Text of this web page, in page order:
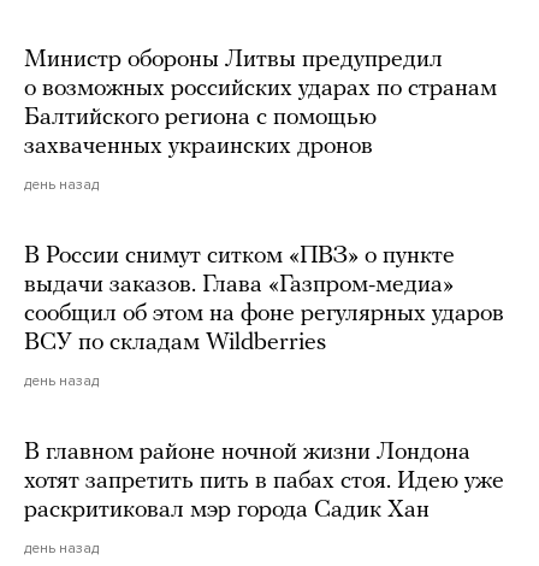
Министр обороны Литвы предупредил
о возможных российских ударах по странам
Балтийского региона с помощью
захваченных украинских дронов
день назад
В России снимут ситком «ПВЗ» о пункте
выдачи заказов. Глава «Газпром-медиа»
сообщил об этом на фоне регулярных ударов
ВСУ по складам Wildberries
день назад
В главном районе ночной жизни Лондона
хотят запретить пить в пабах стоя. Идею уже
раскритиковал мэр города Садик Хан
день назад